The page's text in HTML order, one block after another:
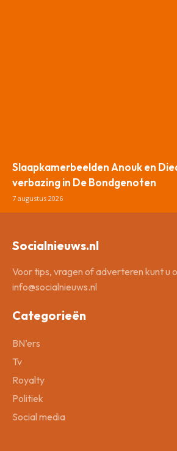
Slaapkamerbeelden Anouk en
verbazing in De Bondgenoten
7 augustus 2026
Socialnieuws.nl
Voor tips, vragen of adverteren kunt u
info@socialnieuws.nl
Categorieën
BN’ers
Tv
Royalty
Politiek
Social media